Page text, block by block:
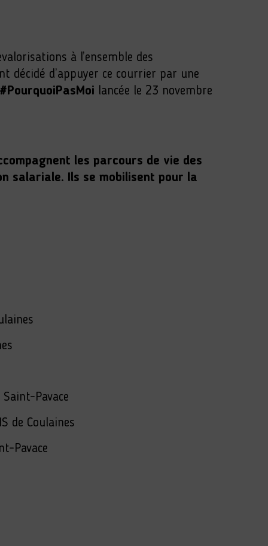
à l’ensemble des
décidé d’appuyer ce courrier par une
#PourquoiPasMoi lancée le 23 novembre
les parcours de vie des
salariale. Ils se mobilisent pour la
Pavace
de Coulaines
Pavace